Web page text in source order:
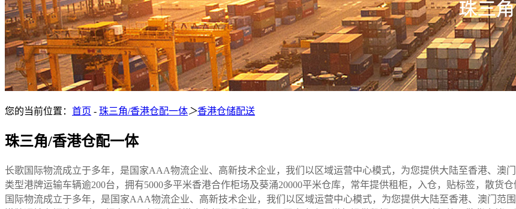
您的当前位置： 首页 - 珠三角/香港仓配一体＞香港仓储配送
珠三角/香港仓配一体
长歌国际物流成立于多年，是国家AAA物流企业、高新技术企业，我们以区域运营中心模式，为您提供大陆至香港、澳
类型港牌运输车辆逾200台，拥有5000多平米香港合作柜场及葵涌20000平米仓库，常年提供租柜，入仓，贴标签，散货
国际物流成立于多年，是国家AAA物流企业、高新技术企业，我们以区域运营中心模式，为您提供大陆至香港、澳门范